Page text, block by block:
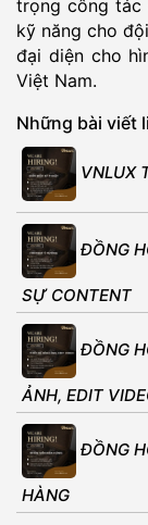
trọng công tác
kỹ năng cho
đại diện cho
Việt Nam.
Những bài viết
VNLUX
ĐỒNG
SỰ CONTENT
ĐỒNG
ẢNH, EDIT
ĐỒNG
HÀNG